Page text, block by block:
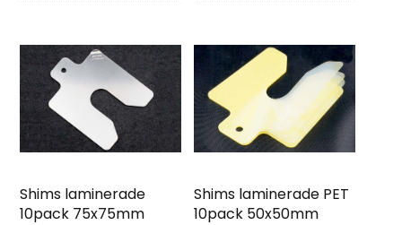
Shims laminerade
10pack 75x75mm
Shims laminerade PET
10pack 50x50mm